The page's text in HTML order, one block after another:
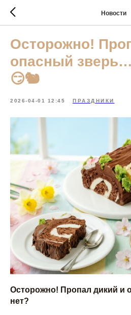
Новости
Осторожно!
опасный
😏🐿️
2026-04-01 12:45 ПРАЗДНИКИ
Осторожно! Пропал дикий и
нет?